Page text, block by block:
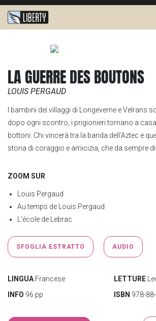
LA GUERRE DES BOUTONS
LOUIS PERGAUD
I bambini dei villaggi di Longeverne e Velrans
dopo ogni scontro, i prigionieri tornano a
bottoni. Chi vincerà tra la banda dell’Aztec e
storia di coraggio e amicizia, che da sempre
ZOOM SUR
Louis Pergaud
Au temps de Louis Pergaud
L’école de Lebrac
SFOGLIA ESTRATTO AUDIO
LINGUA Francese LETTURE
INFO 96 pp ISBN 978-